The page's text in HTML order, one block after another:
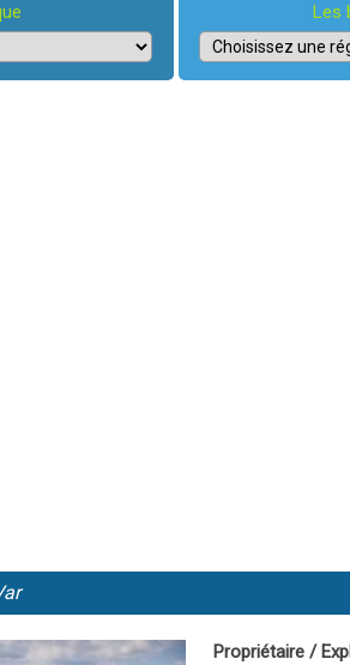
Les
Propriétaire /